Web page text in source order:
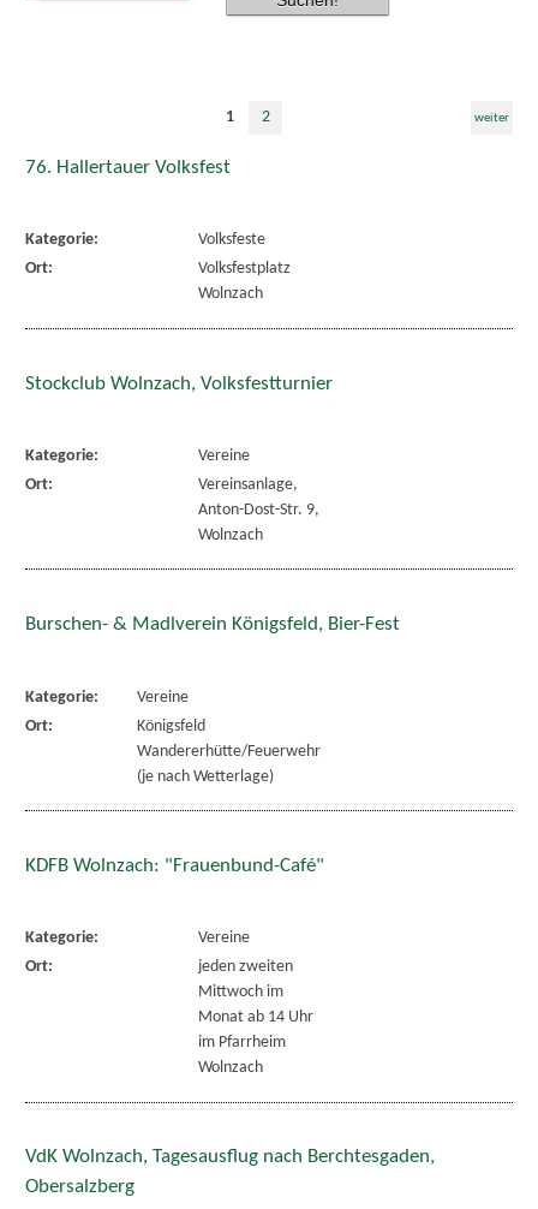
1 2 weiter
76. Hallertauer Volksfest
Kategorie:
Volksfeste
Ort:
Volksfestplatz
Wolnzach
Stockclub Wolnzach, Volksfestturnier
Kategorie:
Vereine
Ort:
Vereinsanlage,
Anton-Dost-Str. 9,
Wolnzach
Burschen- & Madlverein Königsfeld, Bier-Fest
Kategorie:
Vereine
Ort:
Königsfeld
Wandererhütte/Feuerwehr
(je nach Wetterlage)
KDFB Wolnzach: "Frauenbund-Café"
Kategorie:
Vereine
Ort:
jeden zweiten
Mittwoch im
Monat ab 14 Uhr
im Pfarrheim
Wolnzach
VdK Wolnzach, Tagesausflug nach Berchtesgaden,
Obersalzberg